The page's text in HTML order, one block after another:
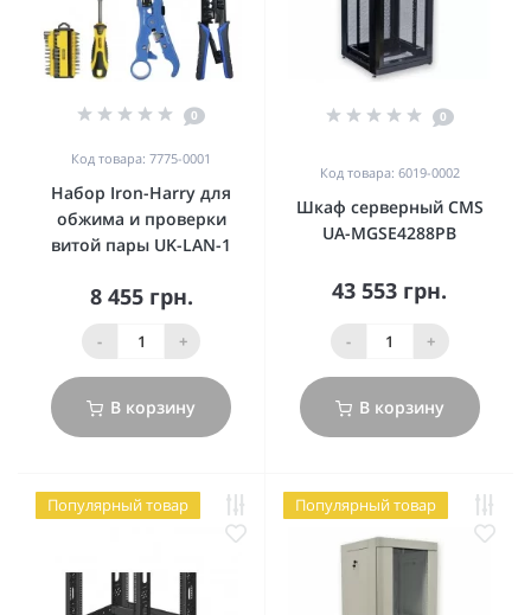
0
Код товара: 7775-0001
Набор Iron-Harry для
обжима и проверки
витой пары UK-LAN-1
8 455 грн.
- +
В корзину
0
Код товара: 6019-0002
Шкаф серверный CMS
UA-MGSE4288PB
43 553 грн.
- +
В корзину
Популярный товар Популярный товар